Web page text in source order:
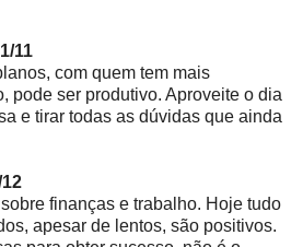
11
com quem tem mais
pode ser produtivo. Aproveite o dia
e tirar todas as dúvidas que ainda
finanças e trabalho. Hoje tudo
apesar de lentos, são positivos.